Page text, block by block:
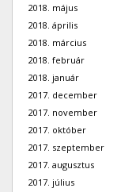
2018. május
2018. április
2018. március
2018. február
2018. január
2017. december
2017. november
2017. október
2017. szeptember
2017. augusztus
2017. július